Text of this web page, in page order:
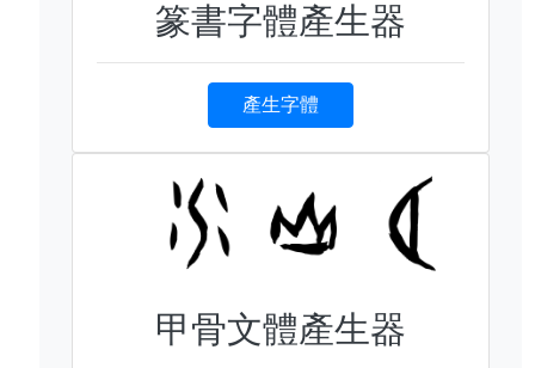
篆書字體產生器
產生字體
甲骨文體產生器